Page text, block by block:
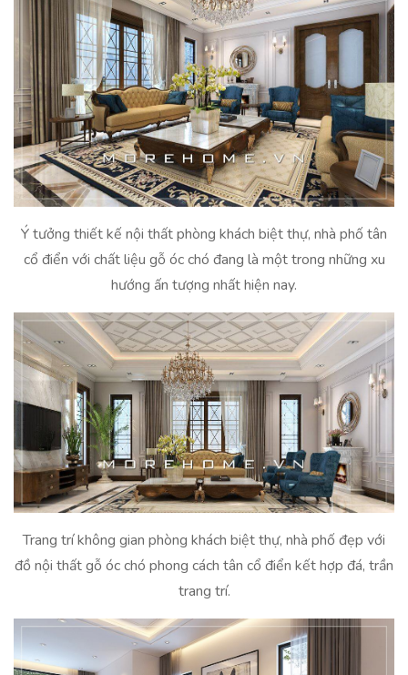
Ý tưởng thiết kế nội thất phòng khách biệt thự, nhà phố tân
cổ điển với chất liệu gỗ óc chó đang là một trong những xu
hướng ấn tượng nhất hiện nay.
Trang trí không gian phòng khách biệt thự, nhà phố đẹp với
đồ nội thất gỗ óc chó phong cách tân cổ điển kết hợp đá, trần
trang trí.